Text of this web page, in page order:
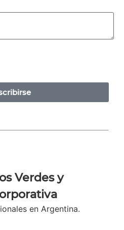
Verdes y
en Argentina.